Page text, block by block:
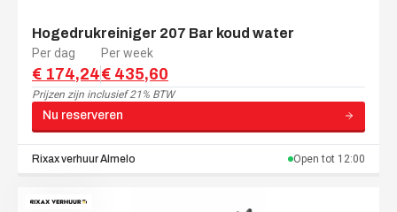
Hogedrukreiniger 207 Bar koud water
Per dag
€ 174,24
Per week
€ 435,60
Prijzen zijn inclusief 21% BTW
Nu reserveren
Rixax verhuurAlmelo Open tot 12:00